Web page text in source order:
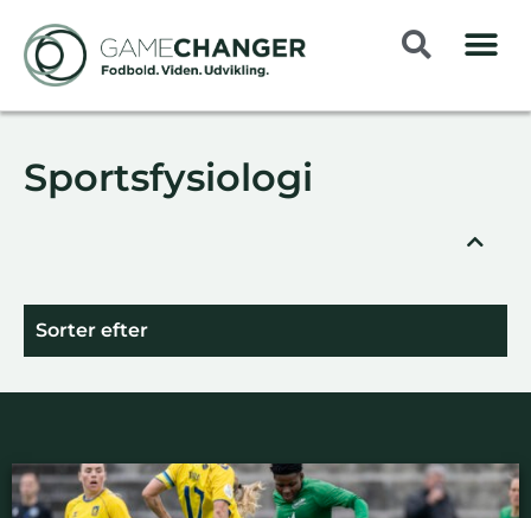
Sportsfysiologi
Sorter efter